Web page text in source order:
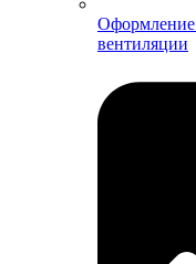
Оформление
вентиляции